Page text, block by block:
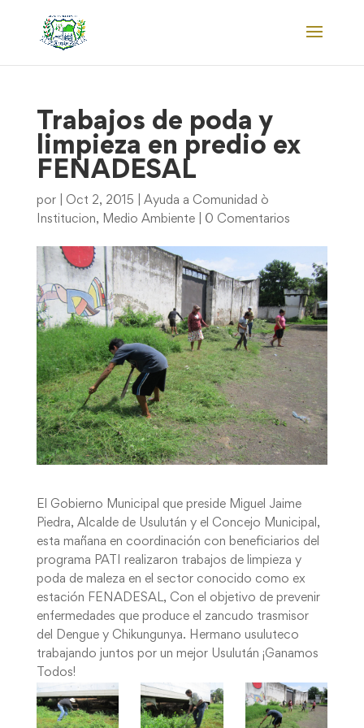
Trabajos de poda y
limpieza en predio ex
FENADESAL
por Oct 2, 2015
Ayuda a Comunidad ò
Institucion, Medio Ambiente| 0 Comentarios
El Gobierno Municipal que preside Miguel Jaime
Piedra, Alcalde de Usulután y el Concejo Municipal,
esta mañana en coordinación con beneficiarios del
programa PATI realizaron trabajos de limpieza y
poda de maleza en el sector conocido como ex
estación FENADESAL, Con el objetivo de prevenir
enfermedades que produce el zancudo trasmisor
del Dengue y Chikungunya. Hermano usuluteco
trabajando juntos por un mejor Usulután ¡Ganamos
Todos!